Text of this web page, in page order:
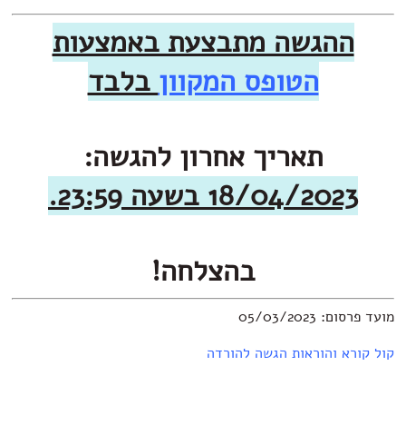
ההגשה מתבצעת באמצעות
הטופס המקווןבלבד
תאריך אחרון להגשה:
04/2023 בשעה 23:59.
בהצלחה!
03/2023
והוראות הגשה להורדה